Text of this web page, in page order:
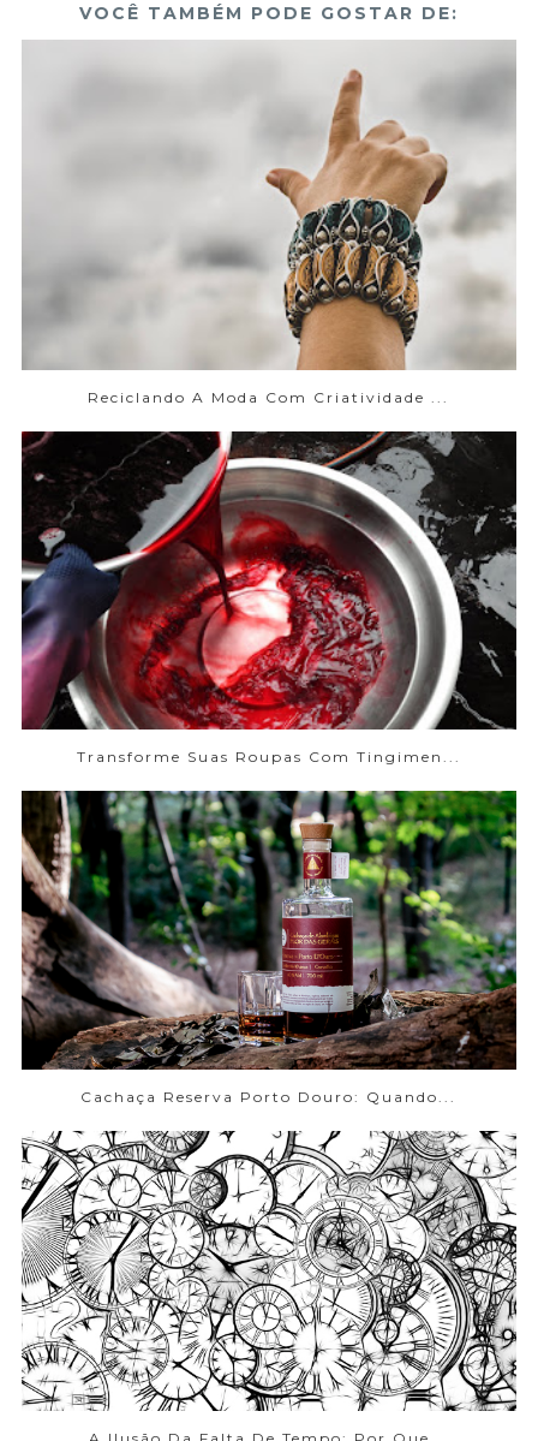
VOCÊ TAMBÉM PODE GOSTAR DE:
Reciclando A Moda Com Criatividade ...
Transforme Suas Roupas Com Tingimen...
Cachaça Reserva Porto Douro: Quando...
A Ilusão Da Falta De Tempo: Por Que...